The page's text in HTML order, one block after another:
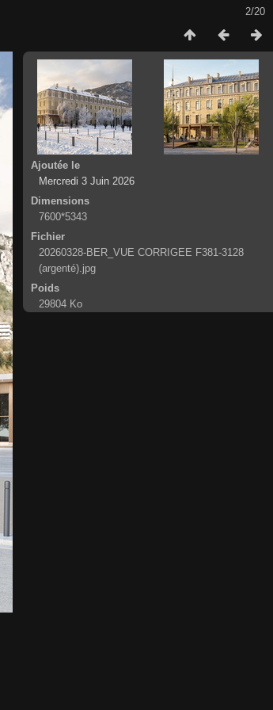
2/20
Ajoutée le
Mercredi 3 Juin 2026
Dimensions
7600*5343
Fichier
20260328-BER_VUE CORRIGEE F381-3128
(argenté).jpg
Poids
29804 Ko